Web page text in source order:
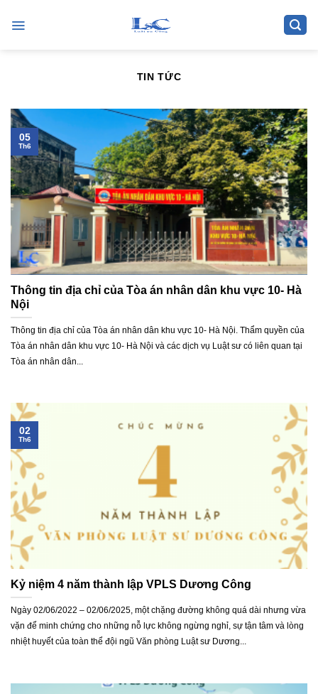
TIN TỨC
Thông tin địa chỉ của Tòa án nhân dân khu vực 10- Hà
Nội
Thông tin địa chỉ của Tòa án nhân dân khu vực 10- Hà Nội. Thẩm quyền của
Tòa án nhân dân khu vực 10- Hà Nội và các dịch vụ Luật sư có liên quan tại
Tòa án nhân dân...
05
Th6
Kỷ niệm 4 năm thành lập VPLS Dương Công
Ngày 02/06/2022 – 02/06/2025, một chặng đường không quá dài nhưng vừa
vặn để minh chứng cho những nỗ lực không ngừng nghỉ, sự tận tâm và lòng
nhiệt huyết của toàn thể đội ngũ Văn phòng Luật sư Dương...
02
Th6